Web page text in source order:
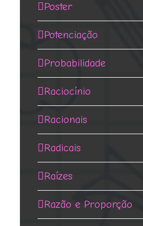
Poster
Potenciação
Probabilidade
Raciocínio
Racionais
Radicais
Raízes
Razão e Proporção